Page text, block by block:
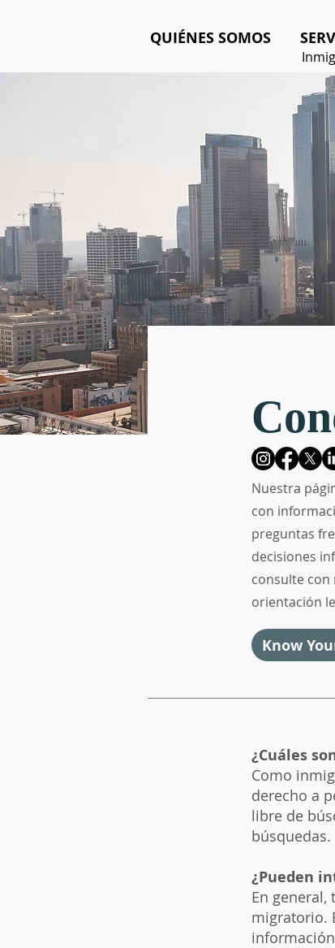
QUIÉNES SOMOS
Nuestra
con
preguntas
decisiones
consulte
orientación
Know
¿Cuáles
Como
derecho a
libre de
búsquedas.
¿Pueden
En
migratorio.